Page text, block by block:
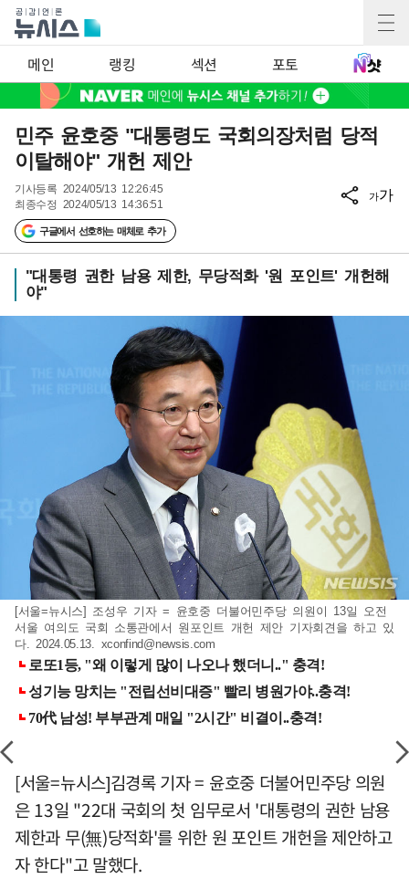
메인 랭킹 섹션 포토
민주 윤호중 "대통령도 국회의장처럼 당적
이탈해야" 개헌 제안
기사등록 2024/05/13 12:26:45
최종수정 2024/05/13 14:36:51
구글에서 선호하는 매체로 추가
가가
"대통령 권한 남용 제한, 무당적화 '원 포인트' 개헌해
야"
[서울=뉴시스] 조성우 기자 = 윤호중 더불어민주당 의원이 13일 오전
서울 여의도 국회 소통관에서 원포인트 개헌 제안 기자회견을 하고 있
다. 2024.05.13. xconfind@newsis.com
[서울=뉴시스]김경록 기자 = 윤호중 더불어민주당 의원
은 13일 "22대 국회의 첫 임무로서 '대통령의 권한 남용
제한과 무(無)당적화'를 위한 원 포인트 개헌을 제안하고
자 한다"고 말했다.